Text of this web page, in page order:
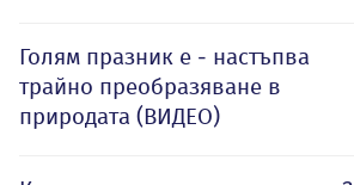
Голям празник е - настъпва
трайно преобразяване в
природата (ВИДЕО)